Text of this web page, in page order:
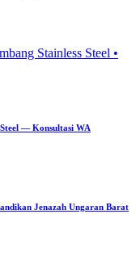
Stainless Steel •
— Konsultasi WA
Jenazah Ungaran Barat